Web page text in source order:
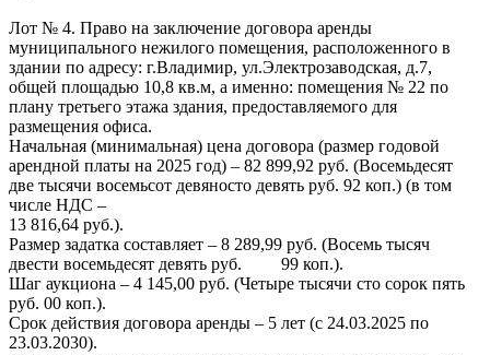
Лот № 4. Право на заключение договора аренды
муниципального нежилого помещения, расположенного в
здании по адресу: г.Владимир, ул.Электрозаводская, д.7,
общей площадью 10,8 кв.м, а именно: помещения № 22 по
плану третьего этажа здания, предоставляемого для
размещения офиса.
Начальная (минимальная) цена договора (размер годовой
арендной платы на 2025 год) – 82 899,92 руб. (Восемьдесят
две тысячи восемьсот девяносто девять руб. 92 коп.) (в том
числе НДС –
13 816,64 руб.).
Размер задатка составляет – 8 289,99 руб. (Восемь тысяч
двести восемьдесят девять руб. 99 коп.).
Шаг аукциона – 4 145,00 руб. (Четыре тысячи сто сорок пять
руб. 00 коп.).
Срок действия договора аренды – 5 лет (с 24.03.2025 по
23.03.2030).